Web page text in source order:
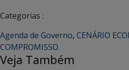
Categorias :
Agenda de Governo, CENÁRIO
COMPROMISSO
Veja Também